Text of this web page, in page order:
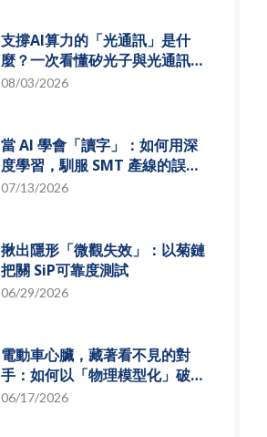
支撐AI算力的「光通訊」是什
麼？一次看懂矽光子與光通訊模
組發展趨勢
08/03/2026
當 AI 學會「讀字」：如何用深
度學習，馴服 SMT 產線的誤報
風暴
07/13/2026
揪出隱形「微觀失效」：以菊鏈
把關 SiP可靠度測試
06/29/2026
電動車心臟，藏著看不見的對
手：如何以「物理模型化」破解
損耗難題？
06/17/2026